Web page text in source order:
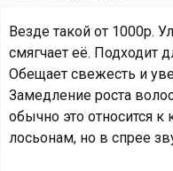
Везде такой от 1000р.
смягчает её. Подходит
Обещает свежесть и
Замедление роста
обычно это относится
лосьонам, но в спрее